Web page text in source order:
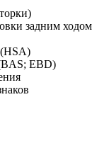
задним ходом
EBD)